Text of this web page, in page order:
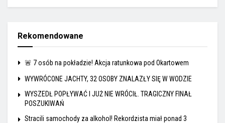
Rekomendowane
🚨 7 osób na pokładzie! Akcja ratunkowa pod Okartowem
WYWRÓCONE JACHTY, 32 OSOBY ZNALAZŁY SIĘ W WODZIE
WYSZEDŁ POPŁYWAĆ I JUŻ NIE WRÓCIŁ. TRAGICZNY FINAŁ
POSZUKIWAŃ
Stracili samochody za alkohol! Rekordzista miał ponad 3